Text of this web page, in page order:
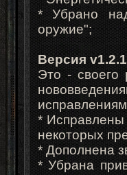
* Убрано
оружие";
Версия
Это -
* Исправлены
некоторых
* Дополнена
* Убрана